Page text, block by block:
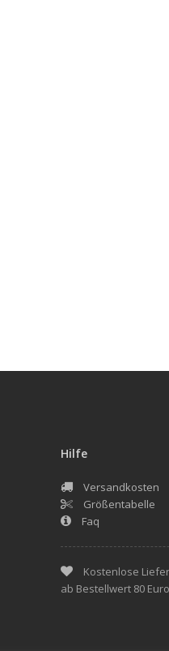
Hilfe
Versandkosten
Größentabelle
Faq
Kostenlose
ab Bestellwert 80